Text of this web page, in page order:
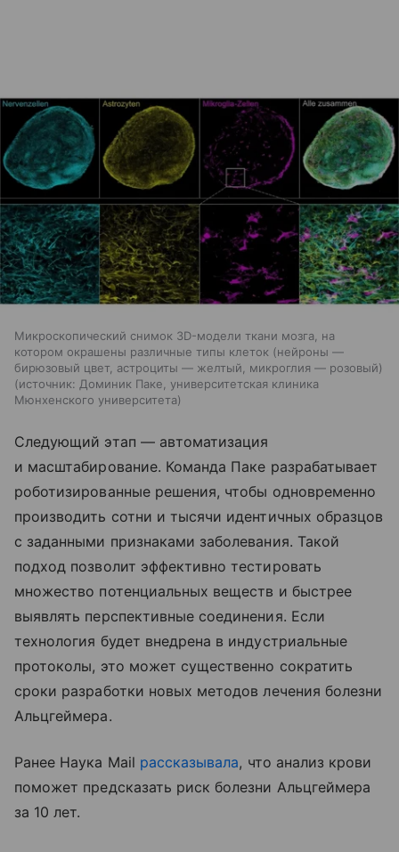
Микроскопический снимок 3D-модели ткани мозга, на
котором окрашены различные типы клеток (нейроны —
бирюзовый цвет, астроциты — желтый, микроглия — розовый)
источник: Доминик Паке, университетская клиника
Мюнхенского университета
Следующий этап — автоматизация
и масштабирование. Команда Паке разрабатывает
роботизированные решения, чтобы одновременно
производить сотни и тысячи идентичных образцов
с заданными признаками заболевания. Такой
подход позволит эффективно тестировать
множество потенциальных веществ и быстрее
выявлять перспективные соединения. Если
технология будет внедрена в индустриальные
протоколы, это может существенно сократить
сроки разработки новых методов лечения болезни
Альцгеймера.
Ранее Наука Mail рассказывала, что анализ крови
поможет предсказать риск болезни Альцгеймера
за 10 лет.